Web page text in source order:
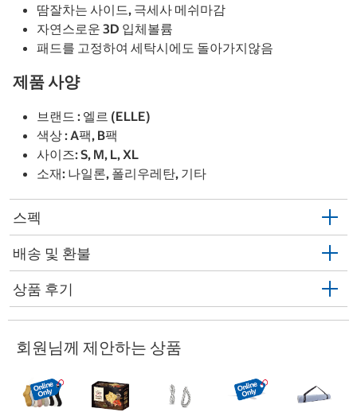
땀잘차는 사이드, 극세사 메쉬마감
자연스로운 3D 입체볼륨
패드를 고정하여 세탁시에도 돌아가지않음
제품 사양
브랜드 : 엘르 (ELLE)
색상 : A팩, B팩
사이즈: S, M, L, XL
소재: 나일론, 폴리우레탄, 기타
스펙
배송 및 환불
상품 후기
회원님께 제안하는 상품